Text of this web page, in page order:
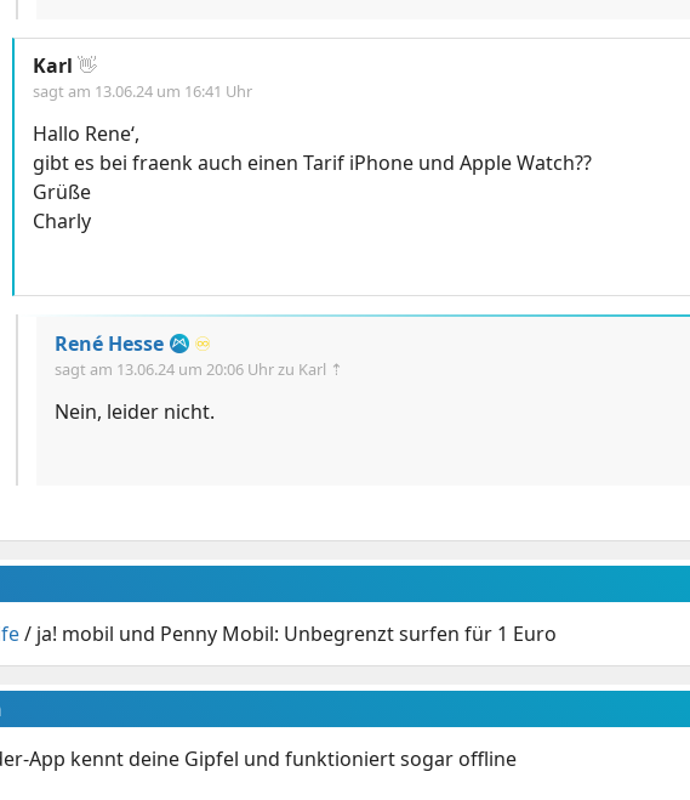
Karl 👋
sagt am 13.06.24 um 16:41 Uhr
Hallo Rene‘,
gibt es bei fraenk auch einen Tarif iPhone und Apple Watch??
Grüße
Charly
René Hesse ♾️
sagt am 13.06.24 um 20:06 Uhrzu Karl ⇡
Nein, leider nicht.
/ ja! mobil und Penny Mobil: Unbegrenzt surfen für 1 Euro
App kennt deine Gipfel und funktioniert sogar offline